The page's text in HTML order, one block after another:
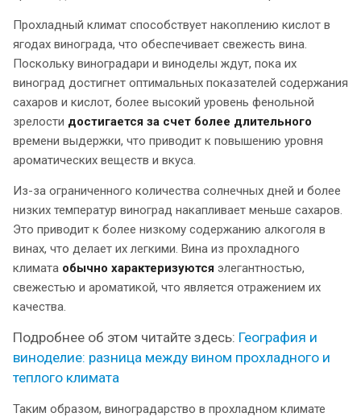
Прохладный климат способствует накоплению кислот в
ягодах винограда, что обеспечивает свежесть вина.
Поскольку виноградари и виноделы ждут, пока их
виноград достигнет оптимальных показателей содержания
сахаров и кислот, более высокий уровень фенольной
зрелости достигается за счет более длительного
времени выдержки, что приводит к повышению уровня
ароматических веществ и вкуса.
Из-за ограниченного количества солнечных дней и более
низких температур виноград накапливает меньше сахаров.
Это приводит к более низкому содержанию алкоголя в
винах, что делает их легкими. Вина из прохладного
климата обычно характеризуются элегантностью,
свежестью и ароматикой, что является отражением их
качества.
Подробнее об этом читайте здесь: География и
виноделие: разница между вином прохладного и
теплого климата
Таким образом, виноградарство в прохладном климате